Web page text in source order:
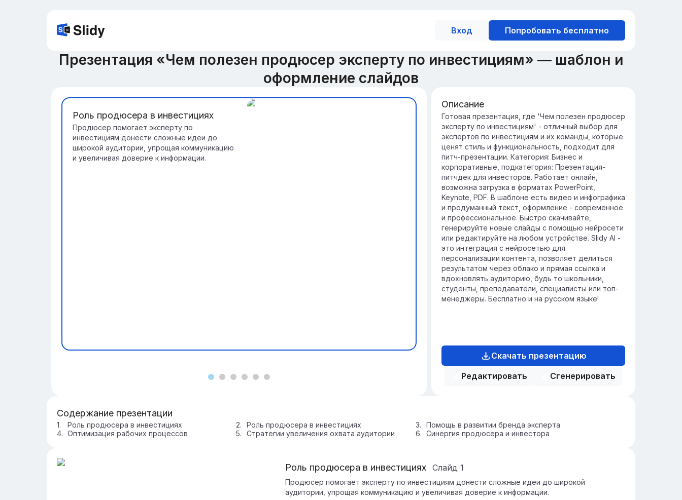
Вход Попробовать бесплатно
Презентация «Чем полезен продюсер эксперту по инвестициям» — шаблон и
оформление слайдов
Роль продюсера в инвестициях
Продюсер помогает эксперту по
инвестициям донести сложные идеи до
широкой аудитории, упрощая коммуникацию
и увеличивая доверие к информации.
Роль продюсера в инвестициях
Продюсер играет ключевую роль в
управлении проектами, обеспечивая
координацию и контроль за всеми этапами
инвестиционного процесса.
Инвестиционный продюсер помогает
привлекать ресурсы, минимизировать риски
и оптимизировать доходность, что делает
его важным элементом в сфере инвестиций.
Описание
Готовая презентация, где 'Чем полезен продюсер
эксперту по инвестициям' - отличный выбор для
экспертов по инвестициям и их команды, которые
ценят стиль и функциональность, подходит для
питч-презентации. Категория: Бизнес и
корпоративные, подкатегория: Презентация-
питчдек для инвесторов. Работает онлайн,
возможна загрузка в форматах PowerPoint,
Keynote, PDF. В шаблоне есть видео и инфографика
и продуманный текст, оформление - современное
и профессиональное. Быстро скачивайте,
генерируйте новые слайды с помощью нейросети
или редактируйте на любом устройстве. Slidy AI -
это интеграция с нейросетью для
персонализации контента, позволяет делиться
результатом через облако и прямая ссылка и
вдохновлять аудиторию, будь то школьники,
студенты, преподаватели, специалисты или топ-
менеджеры. Бесплатно и на русском языке!
Скачать презентацию
Редактировать
Сгенерировать
Содержание презентации
Роль продюсера в инвестициях Роль продюсера в инвестициях
Помощь в развитии бренда эксперта
Оптимизация рабочих процессов
Стратегии увеличения охвата аудитории Синергия продюсера и инвестора
Роль продюсера в инвестициях Слайд 1
Продюсер помогает эксперту по инвестициям донести сложные идеи до широкой
аудитории, упрощая коммуникацию и увеличивая доверие к информации.